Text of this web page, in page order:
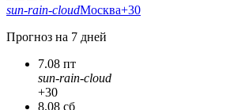
sun-rain-cloudМосква+30
Прогноз на 7 дней
7.08 пт
sun-rain-cloud
+30
8.08 сб